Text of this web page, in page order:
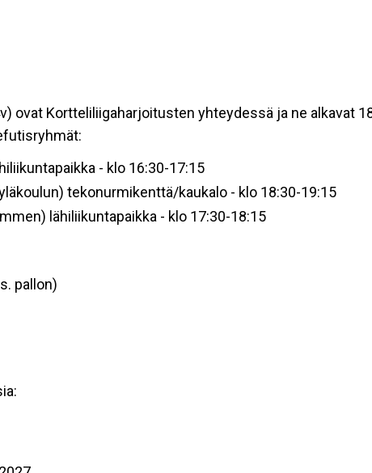
ovat Kortteliliigaharjoitusten yhteydessä ja ne alkavat
- klo 16:30-17:15
tekonurmikenttä/kaukalo - klo 18:30-19:15
lähiliikuntapaikka - klo 17:30-18:15
pallon)